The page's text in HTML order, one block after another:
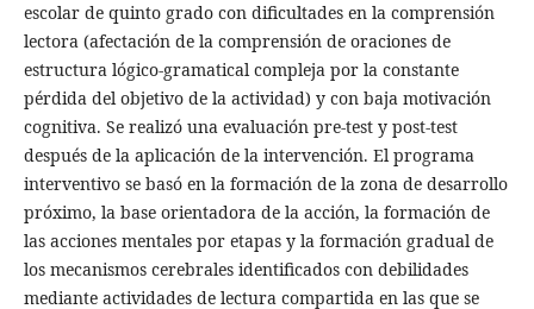
escolar de quinto grado con dificultades en la comprensión
lectora (afectación de la comprensión de oraciones de
estructura lógico-gramatical compleja por la constante
pérdida del objetivo de la actividad) y con baja motivación
cognitiva. Se realizó una evaluación pre-test y post-test
después de la aplicación de la intervención. El programa
interventivo se basó en la formación de la zona de desarrollo
próximo, la base orientadora de la acción, la formación de
las acciones mentales por etapas y la formación gradual de
los mecanismos cerebrales identificados con debilidades
mediante actividades de lectura compartida en las que se